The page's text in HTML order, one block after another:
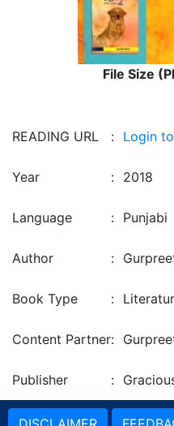
File Size
READING URL : Login
Year : 2018
Language : Punjabi
Author :
Book Type :
Content Partner:
Publisher :